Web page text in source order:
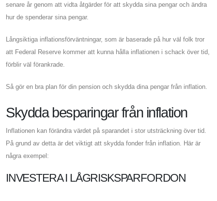
senare år genom att vidta åtgärder för att skydda sina pengar och ändra
hur de spenderar sina pengar.
Långsiktiga inflationsförväntningar, som är baserade på hur väl folk tror
att Federal Reserve kommer att kunna hålla inflationen i schack över tid,
förblir väl förankrade.
Så gör en bra plan för din pension och skydda dina pengar från inflation.
Skydda besparingar från inflation
Inflationen kan förändra värdet på sparandet i stor utsträckning över tid.
På grund av detta är det viktigt att skydda fonder från inflation. Här är
några exempel:
INVESTERA I LÅGRISKSPARFORDON